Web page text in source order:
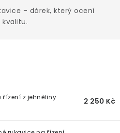
– dárek, který ocení
řízení z jehnětiny 2 250 Kč